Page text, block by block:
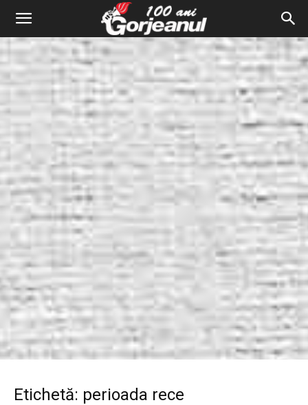
Etichetă: perioada rece